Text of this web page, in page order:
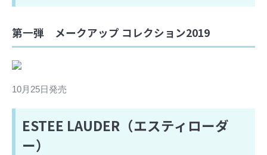
第一弾 メークアップ コレクション2019
10月25日発売
ESTEE LAUDER（エスティローダ
ー）